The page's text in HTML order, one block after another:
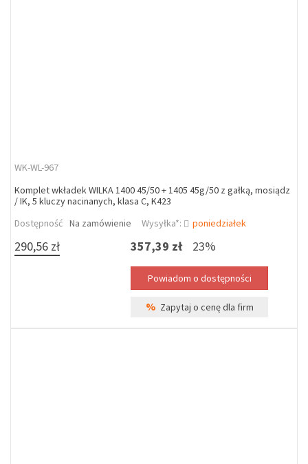
WK-WL-967
Komplet wkładek WILKA 1400 45/50 + 1405 45g/50 z gałką, mosiądz
/ IK, 5 kluczy nacinanych, klasa C, K423
Dostępność Na zamówienie Wysyłka*: poniedziałek
290,56 zł 357,39 zł 23%
% Zapytaj o cenę dla firm